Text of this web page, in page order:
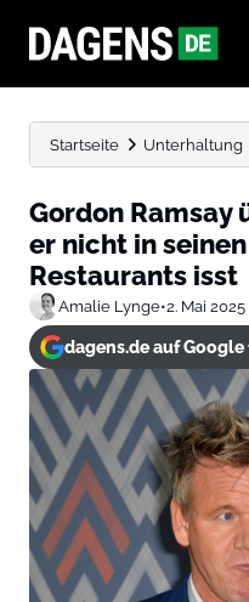
Startseite Unterhaltung
Gordon Ramsay
er nicht in
Restaurants isst
Amalie Lynge•2. Mai 2025
dagens.de auf